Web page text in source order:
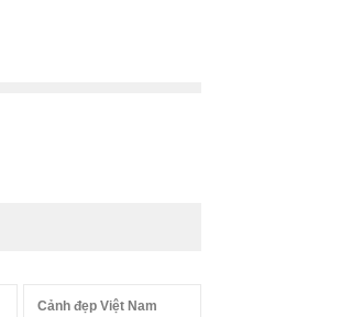
Cảnh đẹp Việt Nam